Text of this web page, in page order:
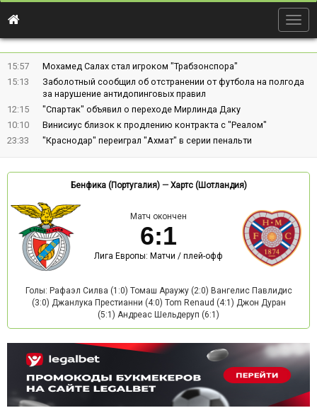
15:57
Мохамед Салах стал игроком "Трабзонспора"
15:13
Заболотный сообщил об отстранении от футбола на полгода
за нарушение антидопинговых правил
12:15
"Спартак" объявил о переходе Мирлинда Даку
10:10
Винисиус близок к продлению контракта с "Реалом"
23:33
"Краснодар" переиграл "Ахмат" в серии пенальти
Бенфика (Португалия)— Хартс (Шотландия)
Матч окончен
6:1
Лига Европы: Матчи / плей-офф
Голы: Рафаэл Силва (1:0) Томаш Араужу (2:0) Вангелис Павлидис
(3:0) Джанлука Престианни (4:0) Tom Renaud (4:1) Джон Дуран
(5:1) Андреас Шельдеруп (6:1)